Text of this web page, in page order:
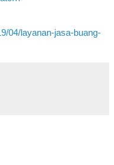
04/layanan-jasa-buang-